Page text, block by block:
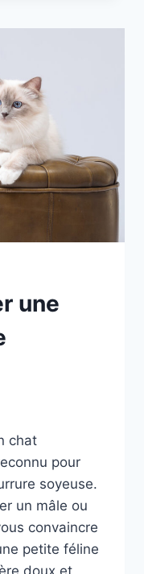
une
chat
pour
soyeuse.
un mâle ou
convaincre
petite féline
doux et